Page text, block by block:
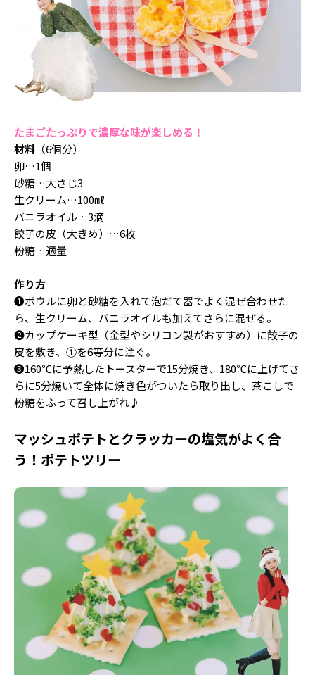
たまごたっぷりで濃厚な味が楽しめる！
材料 （6個分）
卵…1個
砂糖…大さじ3
生クリーム…100㎖
バニラオイル…3滴
餃子の皮（大きめ）…6枚
粉糖…適量
作り方
❶ボウルに卵と砂糖を入れて泡だて器でよく混ぜ合わせた
ら、生クリーム、バニラオイルも加えてさらに混ぜる。
❷カップケーキ型（金型やシリコン製がおすすめ）に餃子の
皮を敷き、①を6等分に注ぐ。
❸160℃に予熱したトースターで15分焼き、180℃に上げてさ
らに5分焼いて全体に焼き色がついたら取り出し、茶こしで
粉糖をふって召し上がれ♪
マッシュポテトとクラッカーの塩気がよく合
う！ポテトツリー